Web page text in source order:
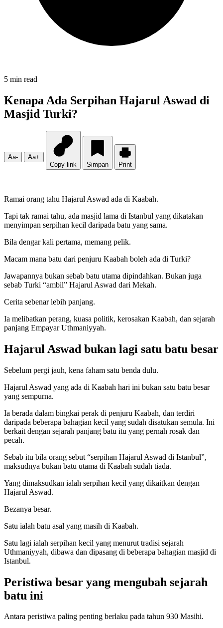
5 min read
Kenapa Ada Serpihan Hajarul Aswad di
Masjid Turki?
Aa-
Aa+
Copy link
Simpan Print
Ramai orang tahu Hajarul Aswad ada di Kaabah.
Tapi tak ramai tahu, ada masjid lama di Istanbul yang dikatakan
menyimpan serpihan kecil daripada batu yang sama.
Bila dengar kali pertama, memang pelik.
Macam mana batu dari penjuru Kaabah boleh ada di Turki?
Jawapannya bukan sebab batu utama dipindahkan. Bukan juga
sebab Turki “ambil” Hajarul Aswad dari Mekah.
Cerita sebenar lebih panjang.
Ia melibatkan perang, kuasa politik, kerosakan Kaabah, dan sejarah
panjang Empayar Uthmaniyyah.
Hajarul Aswad bukan lagi satu batu besar
Sebelum pergi jauh, kena faham satu benda dulu.
Hajarul Aswad yang ada di Kaabah hari ini bukan satu batu besar
yang sempurna.
Ia berada dalam bingkai perak di penjuru Kaabah, dan terdiri
daripada beberapa bahagian kecil yang sudah disatukan semula. Ini
berkait dengan sejarah panjang batu itu yang pernah rosak dan
pecah.
Sebab itu bila orang sebut “serpihan Hajarul Aswad di Istanbul”,
maksudnya bukan batu utama di Kaabah sudah tiada.
Yang dimaksudkan ialah serpihan kecil yang dikaitkan dengan
Hajarul Aswad.
Bezanya besar.
Satu ialah batu asal yang masih di Kaabah.
Satu lagi ialah serpihan kecil yang menurut tradisi sejarah
Uthmaniyyah, dibawa dan dipasang di beberapa bahagian masjid di
Istanbul.
Peristiwa besar yang mengubah sejarah
batu ini
Antara peristiwa paling penting berlaku pada tahun 930 Masihi.